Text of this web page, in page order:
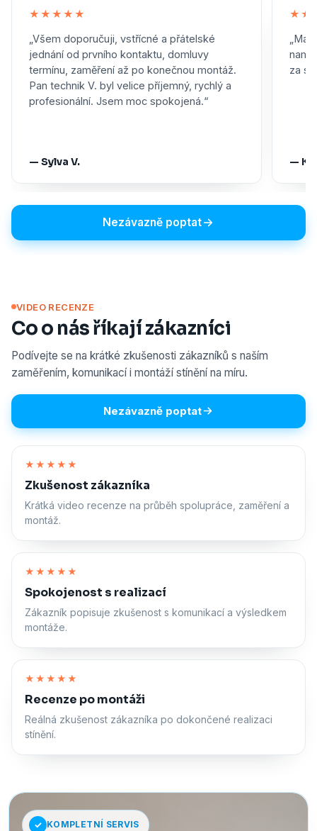
★★★★★
„Všem doporučuji, vstřícné a přátelské
jednání od prvního kontaktu, domluvy
termínu, zaměření až po konečnou montáž.
Pan technik V. byl velice příjemný, rychlý a
profesionální. Jsem moc spokojená.“
— Sylva V.
za
—
Nezávazně poptat
VIDEO RECENZE
Co o nás říkají zákazníci
Podívejte se na krátké zkušenosti zákazníků s naším
zaměřením, komunikací i montáží stínění na míru.
Nezávazně poptat
★★★★★
Zkušenost zákazníka
Krátká video recenze na průběh spolupráce, zaměření a
montáž.
★★★★★
Spokojenost s realizací
Zákazník popisuje zkušenost s komunikací a výsledkem
montáže.
★★★★★
Recenze po montáži
Reálná zkušenost zákazníka po dokončené realizaci
stínění.
KOMPLETNÍ SERVIS